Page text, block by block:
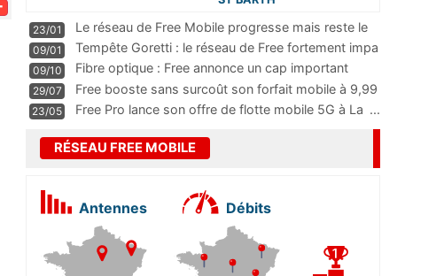
23/01
Le réseau de Free Mobile progresse mais reste le
m
...
09/01
Tempête Goretti : le réseau de Free fortement impa
09/10
Fibre optique : Free annonce un cap important
pass
...
29/07
Free booste sans surcoût son forfait mobile à 9,99
23/05 Free Pro lance son offre de flotte mobile 5G à La ...
RÉSEAU FREE MOBILE
Antennes Débits